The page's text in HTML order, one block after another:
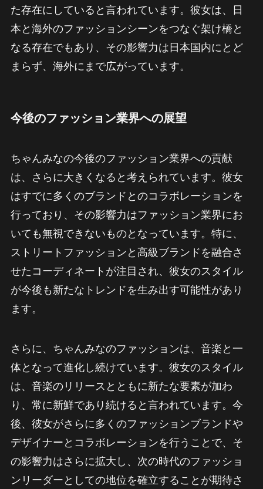
た存在にしていると言われています。彼女は、日
本と海外のファッションシーンをつなぐ架け橋と
なる存在でもあり、その影響力は日本国内にとど
まらず、海外にまで広がっています。
今後のファッション業界への展望
ちゃんみなの今後のファッション業界への貢献
は、さらに大きくなると考えられています。彼女
はすでに多くのブランドとのコラボレーションを
行っており、その影響力はファッション業界にお
いても無視できないものとなっています。特に、
ストリートファッションと高級ブランドを融合さ
せたコーディネートが注目され、彼女のスタイル
が今後も新たなトレンドを生み出す可能性があり
ます。
さらに、ちゃんみなのファッションは、音楽と一
体となって進化し続けています。彼女のスタイル
は、音楽のリリースとともに新たな要素が加わ
り、常に新鮮であり続けると言われています。今
後、彼女がさらに多くのファッションブランドや
デザイナーとコラボレーションを行うことで、そ
の影響力はさらに拡大し、次の時代のファッショ
ンリーダーとしての地位を確立することが期待さ